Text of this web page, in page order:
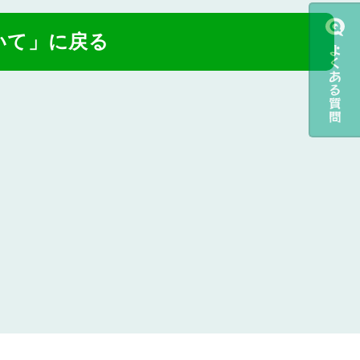
」に戻る